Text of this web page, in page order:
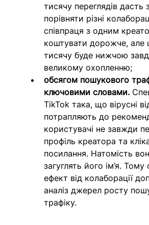
тисячу переглядів дасть
порівняти різні
співпраця з одним
коштувати дорожче, але
тисячу буде нижчою
великому охопленню;
обсягом пошукового
ключовими словами.
TikTok така, що вірусні
потрапляють до
користувачі не завжди
профіль креатора та
посилання. Натомість
загуглять його ім’я. Тому
ефект від колаборації
аналіз джерел росту
трафіку.